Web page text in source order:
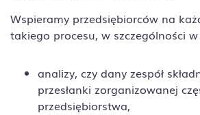
Wspieramy przedsiębiorców na
takiego procesu, w szczególności
analizy, czy dany zespół
przesłanki zorganizowanej
przedsiębiorstwa,